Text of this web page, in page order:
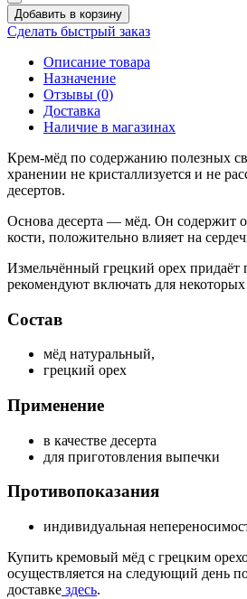
Добавить в корзину
Сделать быстрый заказ
Описание товара
Назначение
Отзывы (0)
Доставка
Наличие в магазинах
Крем-мёд по содержанию полезных
хранении не кристаллизуется и не
десертов.
Основа десерта — мёд. Он содержит
кости, положительно влияет на
Измельчённый грецкий орех придаёт
рекомендуют включать для некоторых
Состав
мёд натуральный,
грецкий орех
Применение
в качестве десерта
для приготовления выпечки
Противопоказания
индивидуальная
Купить кремовый мёд с грецким
осуществляется на следующий день
доставке здесь.